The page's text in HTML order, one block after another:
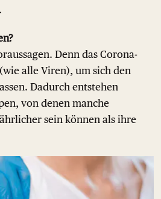
Denn das Corona-
alle Viren), um sich den
Dadurch entstehen
von denen manche
sein können als ihre